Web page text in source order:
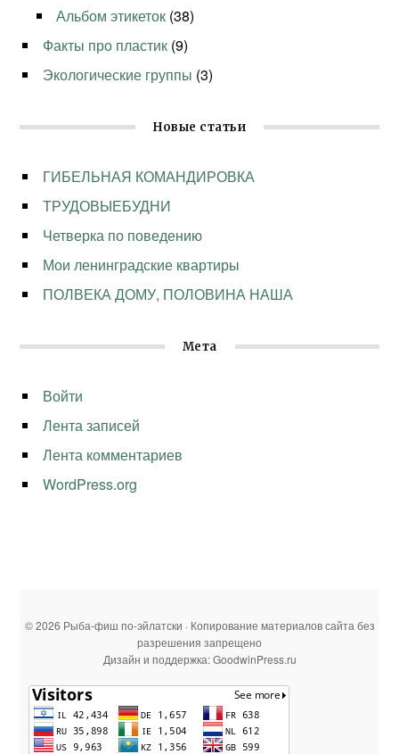
Альбом этикеток (38)
Факты про пластик (9)
Экологические группы (3)
Новые статьи
ГИБЕЛЬНАЯ КОМАНДИРОВКА
ТРУДОВЫЕБУДНИ
Четверка по поведению
Мои ленинградские квартиры
ПОЛВЕКА ДОМУ, ПОЛОВИНА НАША
Мета
Войти
Лента записей
Лента комментариев
WordPress.org
© 2026 Рыба-фиш по-эйлатски · Копирование материалов сайта без
разрешения запрещено
Дизайн и поддержка: GoodwinPress.ru